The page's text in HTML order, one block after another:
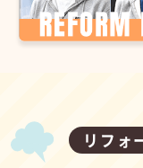
リフォ